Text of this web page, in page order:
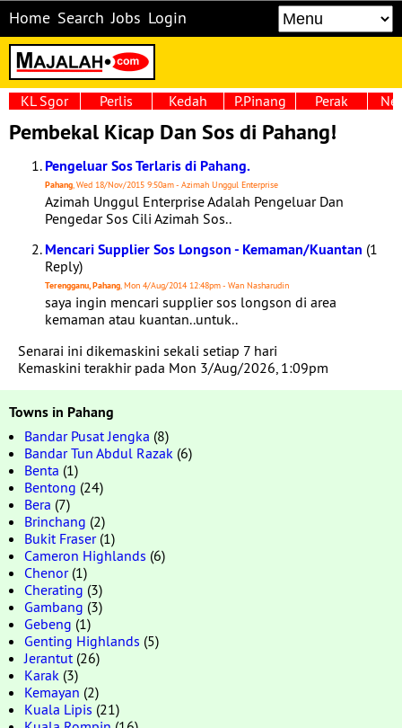
Home Search Jobs Login
KL Sgor Perlis Kedah P.Pinang Perak
Pembekal Kicap Dan Sos di Pahang!
Pengeluar Sos Terlaris di Pahang.
Pahang, Wed 18/Nov/2015 9:50am - Azimah Unggul Enterprise
Azimah Unggul Enterprise Adalah Pengeluar Dan
Pengedar Sos Cili Azimah Sos..
Mencari Supplier Sos Longson - Kemaman/Kuantan (1
Reply)
Terengganu, Pahang, Mon 4/Aug/2014 12:48pm - Wan Nasharudin
saya ingin mencari supplier sos longson di area
kemaman atau kuantan..untuk..
Senarai ini dikemaskini sekali setiap 7 hari
Kemaskini terakhir pada Mon 3/Aug/2026, 1:09pm
Towns in Pahang
Bandar Pusat Jengka (8)
Bandar Tun Abdul Razak (6)
Benta (1)
Bentong (24)
Bera (7)
Brinchang (2)
Bukit Fraser(1)
Cameron Highlands (6)
Chenor(1)
Cherating (3)
Gambang (3)
Gebeng (1)
Genting Highlands (5)
Jerantut(26)
Karak (3)
Kemayan (2)
Kuala Lipis (21)